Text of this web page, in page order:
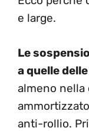
e large.
Le
a quelle
almeno
anti-rollio.